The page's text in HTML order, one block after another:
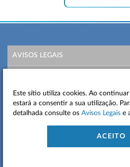
AVISOS LEGAIS
MAPA DO SITE
CONTACTOS
Este sítio utiliza cookies. Ao
estará a consentir a sua utilização.
detalhada consulte os Avisos Legais e
ACEITO